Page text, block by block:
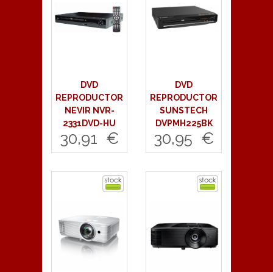
DVD
REPRODUCTOR
NEVIR NVR-
2331DVD-HU
30,91 €
Comprar
DVD
REPRODUCTOR
SUNSTECH
DVPMH225BK
30,95 €
Comprar